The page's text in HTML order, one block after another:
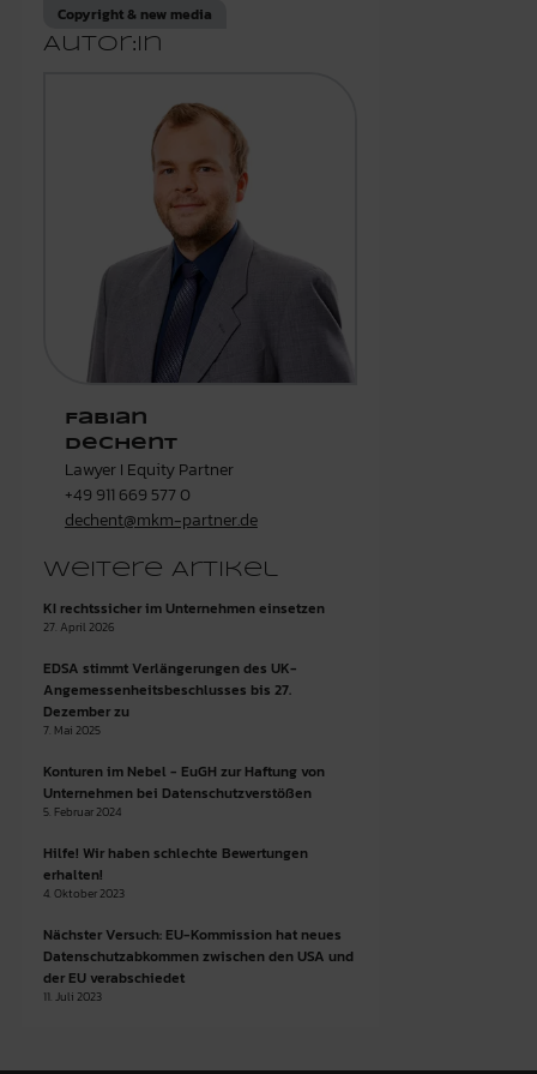
Copyright & new media
Autor:in
Fabian
Dechent
Lawyer I Equity Partner
+49 911 669 577 0
dechent@mkm-partner.de
Weitere Artikel
KI rechtssicher im Unternehmen einsetzen
27. April 2026
EDSA stimmt Verlängerungen des UK-
Angemessenheitsbeschlusses bis 27.
Dezember zu
7. Mai 2025
Konturen im Nebel - EuGH zur Haftung von
Unternehmen bei Datenschutzverstößen
5. Februar 2024
Hilfe! Wir haben schlechte Bewertungen
erhalten!
4. Oktober 2023
Nächster Versuch: EU-Kommission hat neues
Datenschutzabkommen zwischen den USA und
der EU verabschiedet
11. Juli 2023